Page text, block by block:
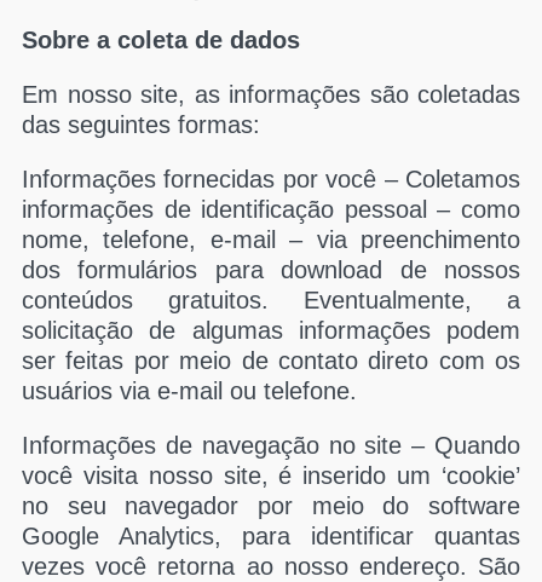
Sobre a coleta de dados
Em nosso site, as informações são coletadas
das seguintes formas:
Informações fornecidas por você – Coletamos
informações de identificação pessoal – como
nome, telefone, e-mail – via preenchimento
dos formulários para download de nossos
conteúdos gratuitos. Eventualmente, a
solicitação de algumas informações podem
ser feitas por meio de contato direto com os
usuários via e-mail ou telefone.
Informações de navegação no site – Quando
você visita nosso site, é inserido um ‘cookie’
no seu navegador por meio do software
Google Analytics, para identificar quantas
vezes você retorna ao nosso endereço. São